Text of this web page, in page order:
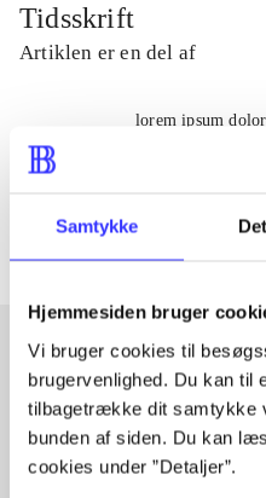
Samtykke
Hjemmesiden bruger
Vi bruger cookies til
brugervenlighed. Du kan til
tilbagetrække dit samtykke
bunden af siden. Du kan
cookies under ”Detaljer”.
Tidsskrift
Artiklen er en del af
lorem ipsum dolor
Artikler med
Fra